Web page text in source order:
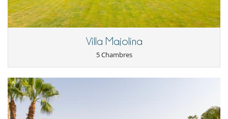
Villa Majolina
5 Chambres